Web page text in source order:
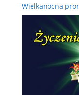
Wielkanocna